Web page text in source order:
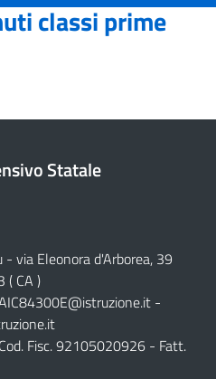
classi prime
Statale
via Eleonora d'Arborea, 39
( CA )
-
Fisc. 92105020926 - Fatt.